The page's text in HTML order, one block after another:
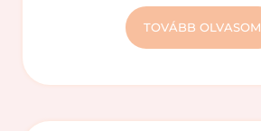
TOVÁBB OLVASOM